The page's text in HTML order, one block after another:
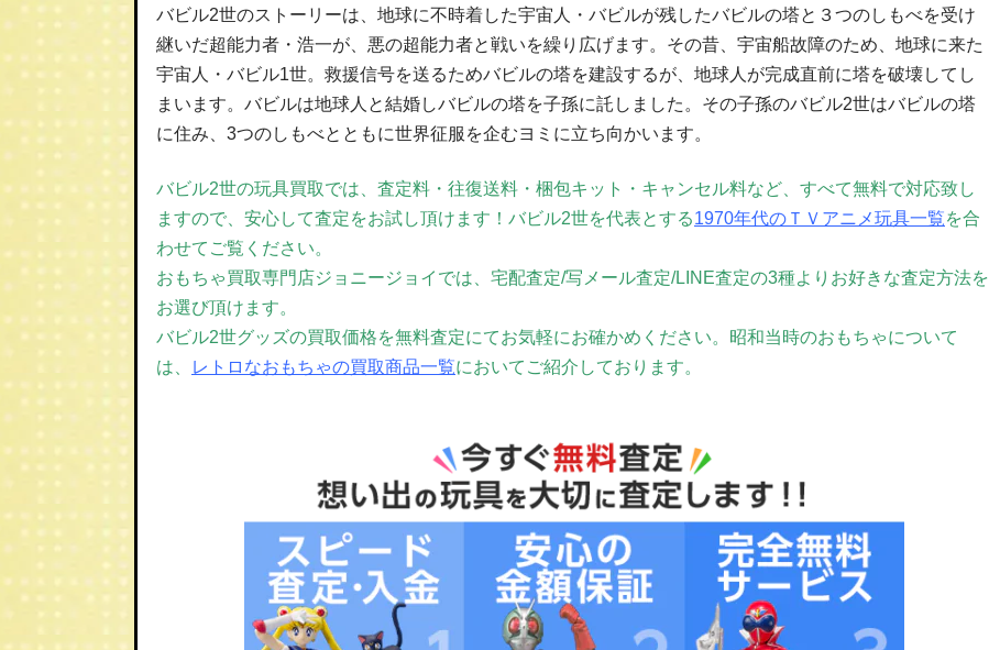
バビル2世のストーリーは、地球に不時着した宇宙人・バビルが残したバビルの塔と３つのしもべを受け
継いだ超能力者・浩一が、悪の超能力者と戦いを繰り広げます。その昔、宇宙船故障のため、地球に来た
宇宙人・バビル1世。救援信号を送るためバビルの塔を建設するが、地球人が完成直前に塔を破壊してし
まいます。バビルは地球人と結婚しバビルの塔を子孫に託しました。その子孫のバビル2世はバビルの塔
に住み、3つのしもべとともに世界征服を企むヨミに立ち向かいます。
バビル2世の玩具買取では、査定料・往復送料・梱包キット・キャンセル料など、すべて無料で対応致し
ますので、安心して査定をお試し頂けます！バビル2世を代表とする1970年代のＴＶアニメ玩具一覧を合
わせてご覧ください。
おもちゃ買取専門店ジョニージョイでは、宅配査定/写メール査定/LINE査定の3種よりお好きな査定方法を
お選び頂けます。
バビル2世グッズの買取価格を無料査定にてお気軽にお確かめください。 昭和当時のおもちゃについて
は、
レトロなおもちゃの買取商品一覧においてご紹介しております。